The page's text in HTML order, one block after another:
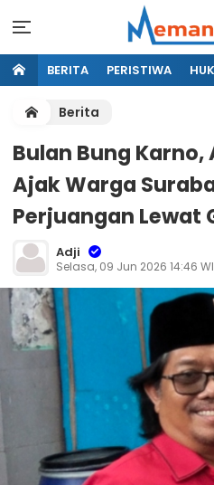
BERITA PERISTIWA
Berita
Bulan Bung Karno,
Ajak Warga
Perjuangan Lewat
Adji
Selasa, 09 Jun 2026 14:46